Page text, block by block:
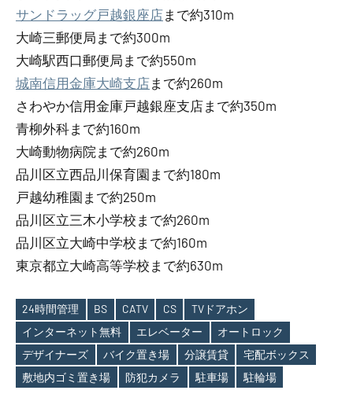
サンドラッグ戸越銀座店まで約310m
大崎三郵便局まで約300m
大崎駅西口郵便局まで約550m
城南信用金庫大崎支店まで約260m
さわやか信用金庫戸越銀座支店まで約350m
青柳外科まで約160m
大崎動物病院まで約260m
品川区立西品川保育園まで約180m
戸越幼稚園まで約250m
品川区立三木小学校まで約260m
品川区立大崎中学校まで約160m
東京都立大崎高等学校まで約630m
Tags
24時間管理 BS CATV CS
TVドアホン
インターネット無料
エレベーター
オートロック
デザイナーズ
バイク置き場 分譲賃貸
宅配ボックス
敷地内ゴミ置き場
防犯カメラ 駐車場 駐輪場